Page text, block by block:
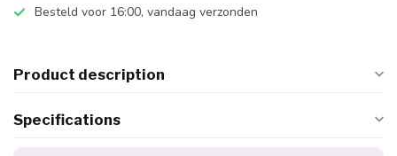
Besteld voor 16:00, vandaag verzonden
Product description
Specifications